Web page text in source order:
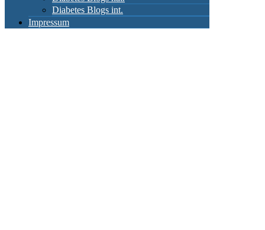
Diabetes Blogs int.
Impressum